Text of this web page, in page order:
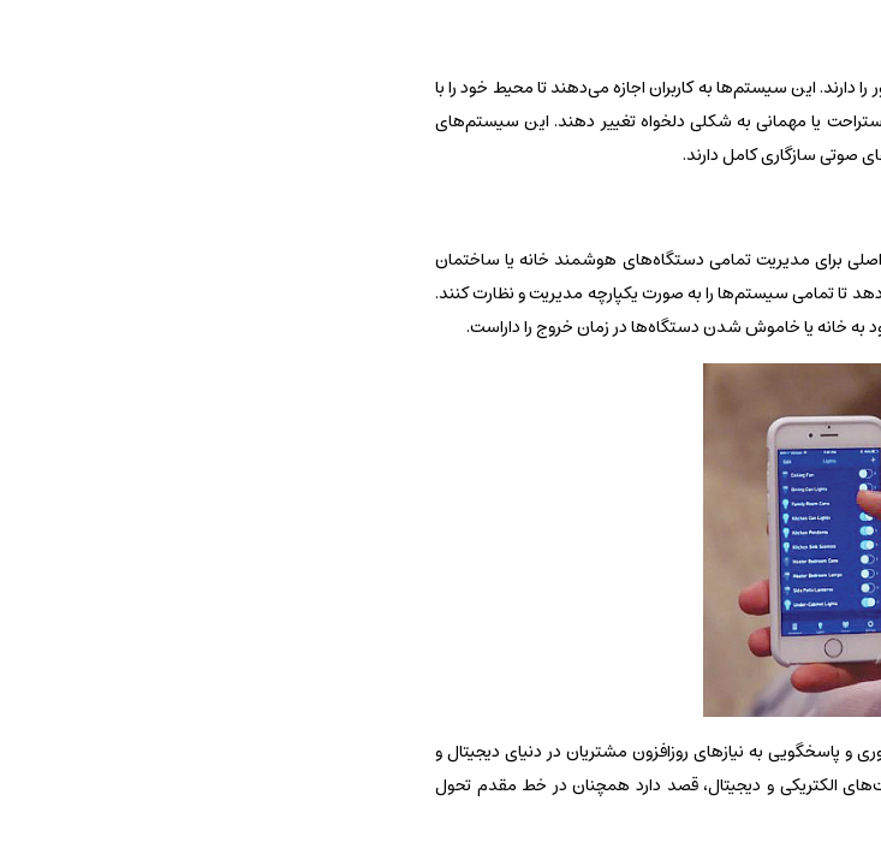
این سیستم‌ها به کاربران اجازه می‌دهند تا محیط خود را با
یا مهمانی به شکلی دلخواه تغییر دهند. این سیستم‌های
صوتی سازگاری کامل دارند.
برای مدیریت تمامی دستگاه‌های هوشمند خانه یا ساختمان
تا تمامی سیستم‌ها را به صورت یکپارچه مدیریت و نظارت کنند.
به خانه یا خاموش شدن دستگاه‌ها در زمان خروج را داراست.
پاسخگویی به نیازهای روزافزون مشتریان در دنیای دیجیتال و
الکتریکی و دیجیتال، قصد دارد همچنان در خط مقدم تحول